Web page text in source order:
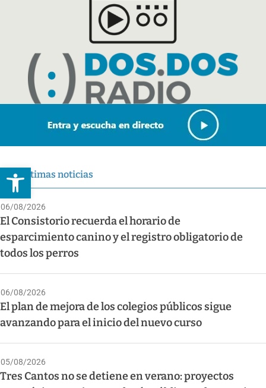
Abrir barra de herramientas
Últimas noticias
06/08/2026
El Consistorio recuerda el horario de
esparcimiento canino y el registro obligatorio de
todos los perros
06/08/2026
El plan de mejora de los colegios públicos sigue
avanzando para el inicio del nuevo curso
05/08/2026
Tres Cantos no se detiene en verano: proyectos